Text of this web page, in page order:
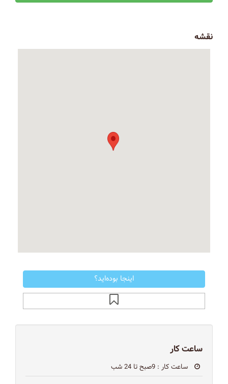
نقشه
اینجا بوده‌اید؟
ساعت کار
ساعت کار : 9صبح تا 24 شب